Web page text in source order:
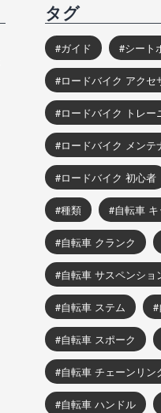
タグ
ガイド シート
ロードバイク アクセ
ロードバイク トレー
ロードバイク メンテ
ロードバイク 初心者
種類 自転車
自転車 クランク
自転車 サスペンショ
自転車 ステム
自転車 スポーク
自転車 チェーンリン
自転車 ハンドル